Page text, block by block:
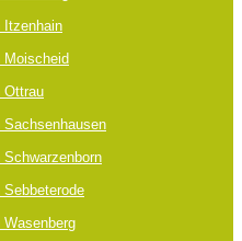
Itzenhain
Moischeid
Ottrau
Sachsenhausen
Schwarzenborn
Sebbeterode
Wasenberg